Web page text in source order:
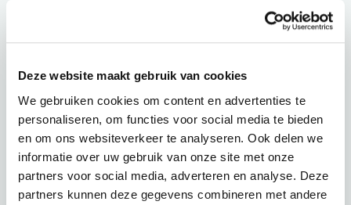
Deze website maakt gebruik van cookies
We gebruiken cookies om content en advertenties te
personaliseren, om functies voor social media te bieden
en om ons websiteverkeer te analyseren. Ook delen we
informatie over uw gebruik van onze site met onze
partners voor social media, adverteren en analyse. Deze
partners kunnen deze gegevens combineren met andere
83,33 p.m.